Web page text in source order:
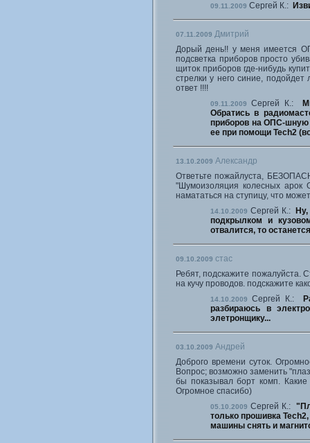
09.11.2009 Сергей К.:
07.11.2009 Дмитрий
Дорый день!! у меня имеется
подсветка приборов просто
щиток приборов где-нибудь
стрелки у него синие,
ответ !!!!
09.11.2009 Сергей К.:
Обратись в
приборов на ОПС-шную
ее при помощи Tech2
13.10.2009 Александр
Ответьте пожайлуста,
"Шумоизоляция колесных арок
намататься на ступицу, что
14.10.2009 Сергей К.:
подкрылком и
отвалится, то
09.10.2009 стас
Ребят, подскажите пожалуйста.
на кучу проводов. подскажите
14.10.2009 Сергей К.:
разбираюсь в
элетронщику...
03.10.2009 Андрей
Доброго времени суток.
Вопрос; возможно заменить
бы показывал борт комп.
Огромное спасибо)
05.10.2009 Сергей К.:
только прошивка
машины снять и